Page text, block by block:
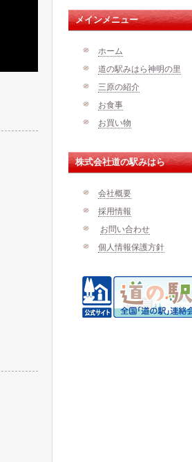
メインメニュー
ホーム
道の駅みはら神明の里
三原の紹介
お食事
お買い物
株式会社道の駅みはら
会社概要
採用情報
お問い合わせ
個人情報保護方針